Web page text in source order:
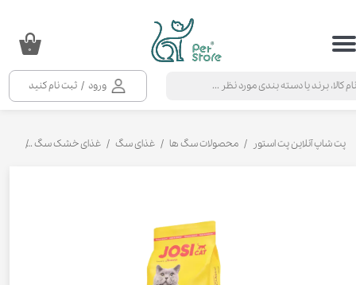
ورود / ثبت نام کنید
حساب کاربری من
خروج از حساب کاربری
۰
پت شاپ آنلاین پت استور محصولات سگ ها غذای سگ غذای خشک سگ